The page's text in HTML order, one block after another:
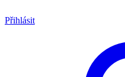
Přihlásit